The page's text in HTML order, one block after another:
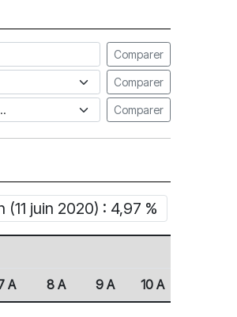
Comparer
Comparer
Comparer
juin 2020) : 4,97 %
A 8 A 9 A 10 A